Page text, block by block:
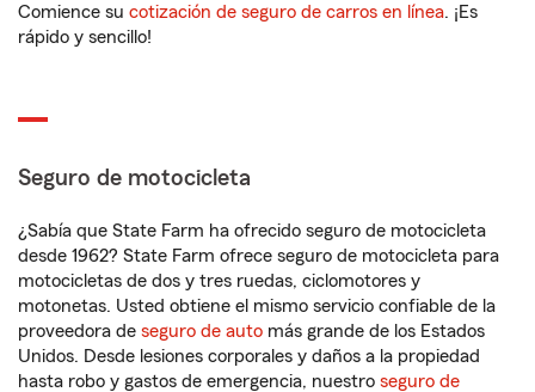
Comience su cotización de seguro de carros en línea. ¡Es
rápido y sencillo!
Seguro de motocicleta
¿Sabía que State Farm ha ofrecido seguro de motocicleta
desde 1962? State Farm ofrece seguro de motocicleta para
motocicletas de dos y tres ruedas, ciclomotores y
motonetas. Usted obtiene el mismo servicio confiable de la
proveedora de seguro de auto más grande de los Estados
Unidos. Desde lesiones corporales y daños a la propiedad
hasta robo y gastos de emergencia, nuestro seguro de